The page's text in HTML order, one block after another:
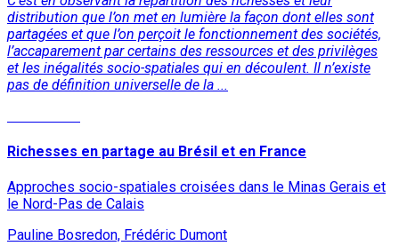
distribution que l’on met en lumière la façon dont elles sont
partagées et que l’on perçoit le fonctionnement des sociétés,
l’accaparement par certains des ressources et des privilèges
et les inégalités socio-spatiales qui en découlent. Il n’existe
pas de définition universelle de la ...
Richesses en partage au Brésil et en France
Approches socio-spatiales croisées dans le Minas Gerais et
le Nord-Pas de Calais
Pauline Bosredon, Frédéric Dumont